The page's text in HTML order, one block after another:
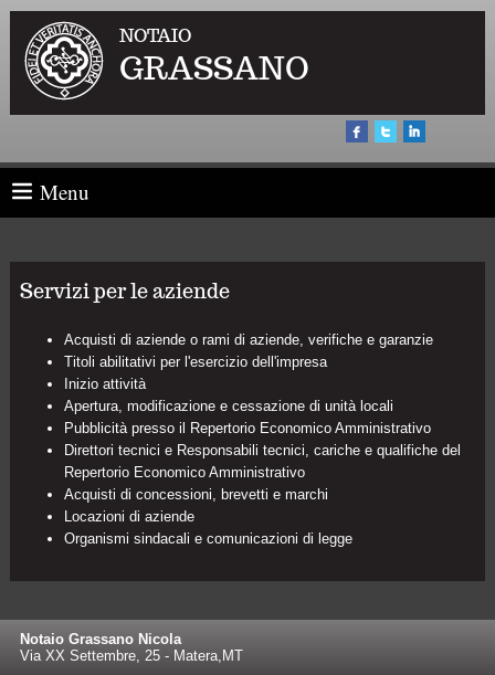
NOTAIO
GRASSANO
Menu
Servizi per le aziende
Acquisti di aziende o rami di aziende, verifiche e garanzie
Titoli abilitativi per l'esercizio dell'impresa
Inizio attività
Apertura, modificazione e cessazione di unità locali
Pubblicità presso il Repertorio Economico Amministrativo
Direttori tecnici e Responsabili tecnici, cariche e qualifiche del
Repertorio Economico Amministrativo
Acquisti di concessioni, brevetti e marchi
Locazioni di aziende
Organismi sindacali e comunicazioni di legge
Notaio Grassano Nicola
Via XX Settembre, 25 - Matera, MT